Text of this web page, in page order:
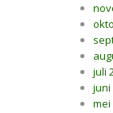
juli
juni
mei